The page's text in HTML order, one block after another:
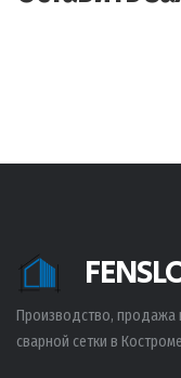
Производство, продажа
сварной сетки в